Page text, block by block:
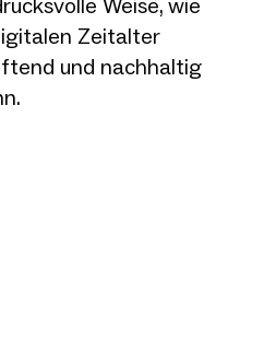
Zeitalter
und nachhaltig